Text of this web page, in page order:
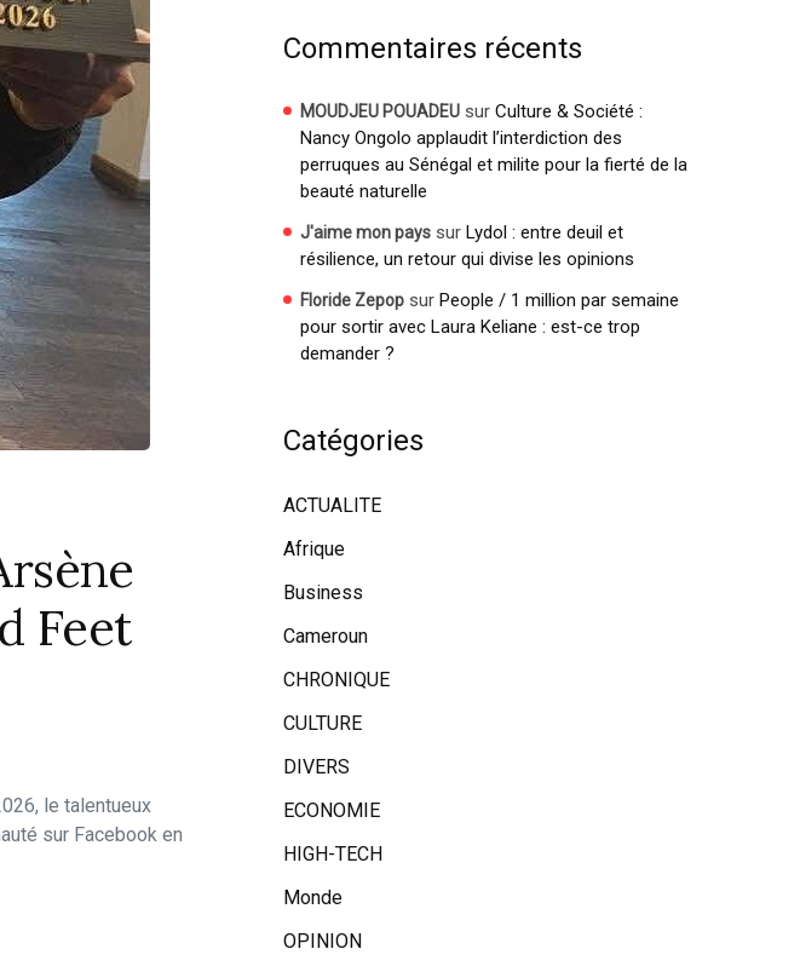
Feet
le talentueux
sur Facebook en
Commentaires récents
MOUDJEU POUADEU sur Culture & Société :
Nancy Ongolo applaudit l’interdiction des
perruques au Sénégal et milite pour la fierté de la
beauté naturelle
J'aime mon pays sur Lydol : entre deuil et
résilience, un retour qui divise les opinions
Floride Zepop sur People / 1 million par semaine
pour sortir avec Laura Keliane : est-ce trop
demander ?
Catégories
ACTUALITE
Afrique
Business
Cameroun
CHRONIQUE
CULTURE
DIVERS
ECONOMIE
HIGH-TECH
Monde
OPINION